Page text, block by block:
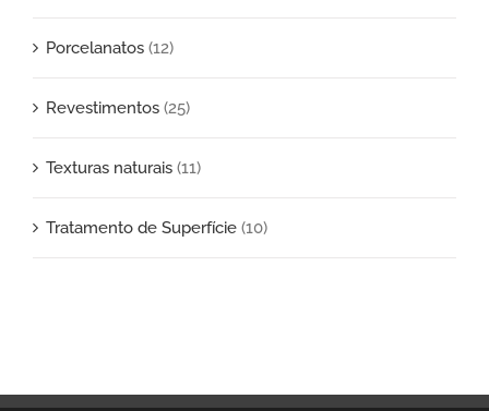
Porcelanatos (12)
Revestimentos (25)
Texturas naturais (11)
Tratamento de Superfície (10)